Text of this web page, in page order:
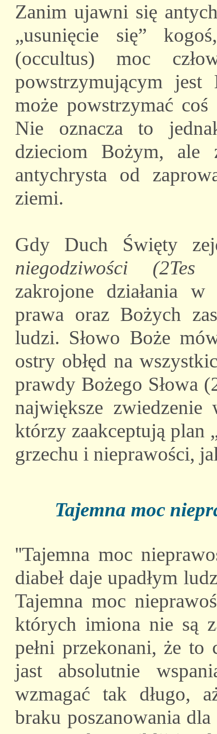
Zanim ujawni się
„usunięcie się”
(occultus) moc
powstrzymującym
może powstrzymać
Nie oznacza to
dzieciom Bożym, ale
antychrysta od
ziemi.
Gdy Duch Święty
niegodziwości (2Tes
zakrojone działania
prawa oraz Bożych
ludzi. Słowo Boże
ostry obłęd na
prawdy Bożego Słowa
największe
którzy zaakceptują plan
grzechu i nieprawości,
Tajemna moc
''Tajemna moc
diabeł daje upadłym
Tajemna moc
których imiona nie są
pełni przekonani, że to
jast absolutnie
wzmagać tak długo,
braku poszanowania